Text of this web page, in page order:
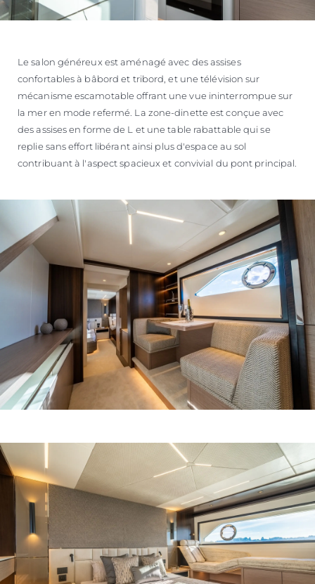
Le salon généreux est aménagé avec des assises
confortables à bâbord et tribord, et une télévision sur
mécanisme escamotable offrant une vue ininterrompue sur
la mer en mode refermé. La zone-dinette est conçue avec
des assises en forme de L et une table rabattable qui se
replie sans effort libérant ainsi plus d'espace au sol
contribuant à l'aspect spacieux et convivial du pont principal.